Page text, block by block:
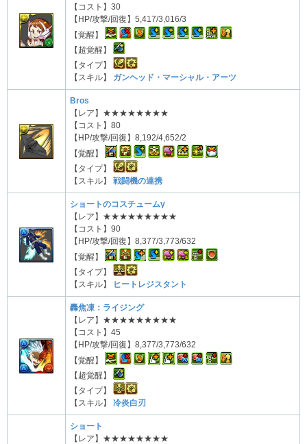
【コスト】30
【HP/攻撃/回復】5,417/3,016/3
【覚醒】
【超覚醒】
【タイプ】
【スキル】 ガンヘッド・マーシャル・アーツ
Bros
【レア】★★★★★★★★
【コスト】80
【HP/攻撃/回復】8,192/4,652/2
【覚醒】
【タイプ】
【スキル】 戦闘機の連携
ショートのコスチュームγ
【レア】★★★★★★★★★
【コスト】90
【HP/攻撃/回復】8,377/3,773/632
【覚醒】
【タイプ】
【スキル】
ヒートレジスタント
轟焦凍：ライジング
【レア】★★★★★★★★★
【コスト】45
【HP/攻撃/回復】8,377/3,773/632
【覚醒】
【超覚醒】
【タイプ】
【スキル】 冷炎白刃
ショート
【レア】★★★★★★★★